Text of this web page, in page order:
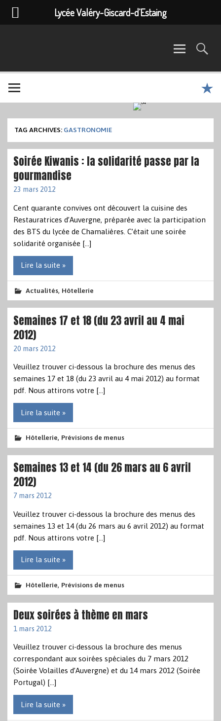
TAG ARCHIVES: GASTRONOMIE
Soirée Kiwanis : la solidarité passe par la
gourmandise
23 mars 2012
Cent quarante convives ont découvert la cuisine des
Restauratrices d’Auvergne, préparée avec la participation
des BTS du lycée de Chamalières. C’était une soirée
solidarité organisée […]
Lire la suite »
Actualités, Hôtellerie
Semaines 17 et 18 (du 23 avril au 4 mai
2012)
20 mars 2012
Veuillez trouver ci-dessous la brochure des menus des
semaines 17 et 18 (du 23 avril au 4 mai 2012) au format
pdf. Nous attirons votre […]
Lire la suite »
Hôtellerie, Prévisions de menus
Semaines 13 et 14 (du 26 mars au 6 avril
2012)
7 mars 2012
Veuillez trouver ci-dessous la brochure des menus des
semaines 13 et 14 (du 26 mars au 6 avril 2012) au format
pdf. Nous attirons votre […]
Lire la suite »
Hôtellerie, Prévisions de menus
Deux soirées à thème en mars
1 mars 2012
Veuillez trouver ci-dessous la brochure des menus
correspondant aux soirées spéciales du 7 mars 2012
(Soirée Volailles d’Auvergne) et du 14 mars 2012 (Soirée
Portugal) […]
Lire la suite »
Lycée Valéry-Giscard-d’Estaing